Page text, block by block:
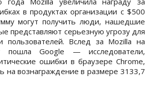
в продуктах организации с $500
могут получить люди, нашедшие
представляют серьезную угрозу для
пользователей. Вслед за Mozilla на
пошла Google — исследователи,
ошибки в браузере Chrome,
на вознаграждение в размере 3133,7